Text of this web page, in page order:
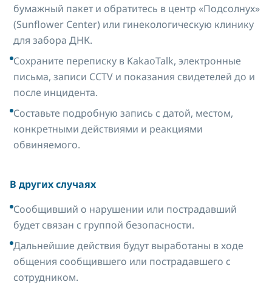
бумажный пакет и обратитесь в центр «Подсолнух»
(Sunflower Center) или гинекологическую клинику
для забора ДНК.
Сохраните переписку в KakaoTalk, электронные
письма, записи CCTV и показания свидетелей до и
после инцидента.
Составьте подробную запись с датой, местом,
конкретными действиями и реакциями
обвиняемого.
В других случаях
Сообщивший о нарушении или пострадавший
будет связан с группой безопасности.
Дальнейшие действия будут выработаны в ходе
общения сообщившего или пострадавшего с
сотрудником.